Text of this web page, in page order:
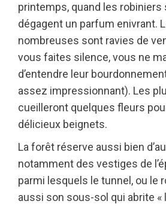
printemps, quand les robiniers
dégagent un parfum enivrant.
nombreuses sont ravies de
vous faites silence, vous ne
d’entendre leur
assez impressionnant). Les
cueilleront quelques fleurs
délicieux beignets.
La forêt réserve aussi bien
notamment des vestiges de
parmi lesquels le tunnel, ou le
aussi son sous-sol qui abrite «